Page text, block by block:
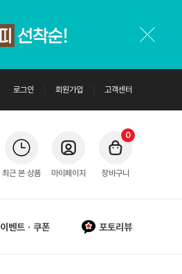
로그인 회원가입 고객센터
최근 본 상품 마이페이지 장바구니
0
이벤트ㆍ쿠폰 포토리뷰